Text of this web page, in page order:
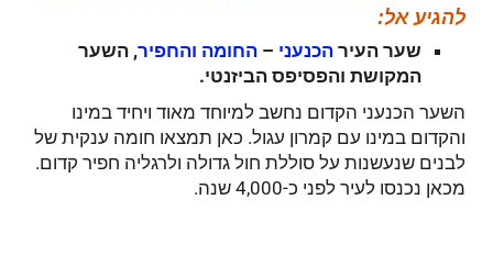
להגיע אל:
שער העיר הכנעני – החומה והחפיר, השער
המקושת והפסיפס הביזנטי.
השער הכנעני הקדום נחשב למיוחד מאוד ויחיד במינו
והקדום במינו עם קמרון עגול. כאן תמצאו חומה ענקית של
לבנים שנעשנות על סוללת חול גדולה ולרגליה חפיר קדום.
מכאן נכנסו לעיר לפני כ-4,000 שנה.